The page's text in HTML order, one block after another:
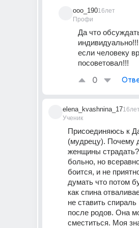
ooo_190
Профи
16лет
Да что
если человеку
посоветовал!!!
0
elena_kvashnina_17
Ученик
Присоединяюсь к
(мудрецу). Почему
женщины
больно, но
боится, и не
думать что потом
как спина
не ставить
после родов. Она
сместиться. Моя